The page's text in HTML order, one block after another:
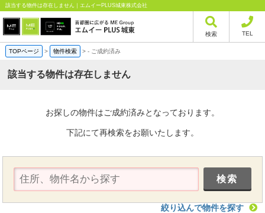
該当する物件は存在しません｜エムイーPLUS城東株式会社
検索 TEL
TOPページ > 物件検索 >- ご成約済み
該当する物件は存在しません
お探しの物件はご成約済みとなっております。
下記にて再検索をお願いたします。
絞り込んで物件を探す